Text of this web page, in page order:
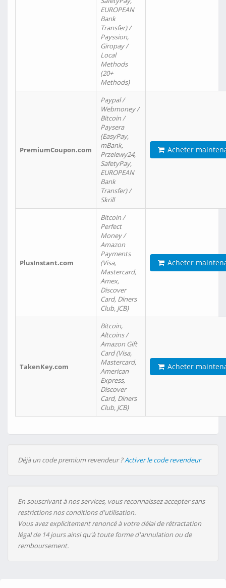
EUROPEAN
Bank
Transfer) /
Payssion,
Giropay /
Local
Methods
(20+
Methods)
PremiumCoupon.com
Paypal /
Webmoney /
Bitcoin /
Paysera
(EasyPay,
mBank,
Przelewy24,
SafetyPay,
EUROPEAN
Bank
Transfer) /
Skrill
Acheter
PlusInstant.com
Bitcoin /
Perfect
Money /
Amazon
Payments
(Visa,
Mastercard,
Amex,
Discover
Card, Diners
Club, JCB)
Acheter
TakenKey.com
Bitcoin,
Altcoins /
Amazon Gift
Card (Visa,
Mastercard,
American
Express,
Discover
Card, Diners
Club, JCB)
Acheter
Déjà un code premium revendeur ?Activer le code revendeur
En souscrivant à nos services, vous reconnaissez accepter sans
restrictions nos conditions d'utilisation.
Vous avez explicitement renoncé à votre délai de rétractation
légal de 14 jours ainsi qu'à toute forme d'annulation ou de
remboursement.